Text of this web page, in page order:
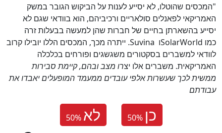
"המכסים שהוטלו, לא יסייע לענות על הביקוש הגובר במשק
האמריקאי לפאנלים סולאריים ורכיביהם, הוא בוודאי שגם לא
יסייע בהשארתן בחיים של חברות שהן למעשה בבעלות זרה
כמו
Suvina וSolarWorld
. ייתרה מכך, המכסים הללו יובילו קרוב
לוודאי למשברים בסקטורים משגשגים ופורחים בכלכלה
האמריקאית. משברים אלו יצרו מצב ובהם, קיימת סבירות
ממשית לכך שעשרות אלפי עובדים ממעמד המופעלים יאבדו את
עבודתם
50% לא 50% כן